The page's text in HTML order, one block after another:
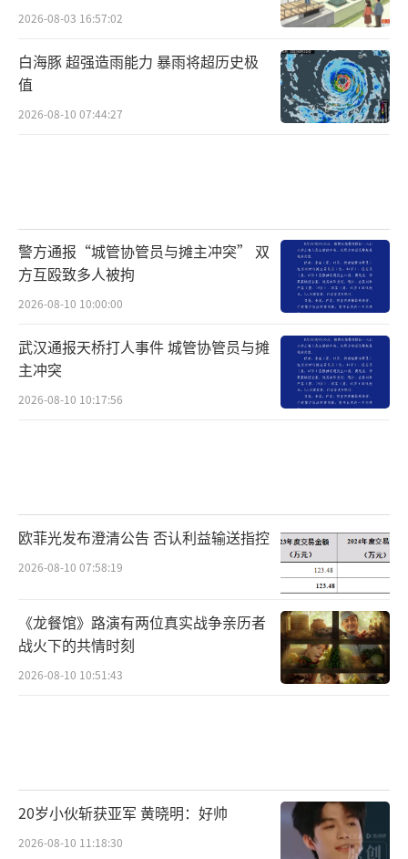
2026-08-03 16:57:02
白海豚 超强造雨能力 暴雨将超历史极
值
2026-08-10 07:44:27
警方通报“城管协管员与摊主冲突” 双
方互殴致多人被拘
2026-08-10 10:00:00
武汉通报天桥打人事件 城管协管员与摊
主冲突
2026-08-10 10:17:56
欧菲光发布澄清公告 否认利益输送指控
2026-08-10 07:58:19
《龙餐馆》路演有两位真实战争亲历者
战火下的共情时刻
2026-08-10 10:51:43
20岁小伙斩获亚军 黄晓明：好帅
2026-08-10 11:18:30